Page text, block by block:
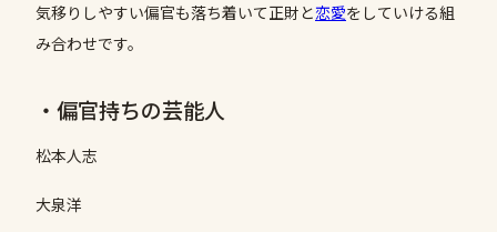
気移りしやすい偏官も落ち着いて正財と恋愛をしていける組
み合わせです。
・偏官持ちの芸能人
松本人志
大泉洋